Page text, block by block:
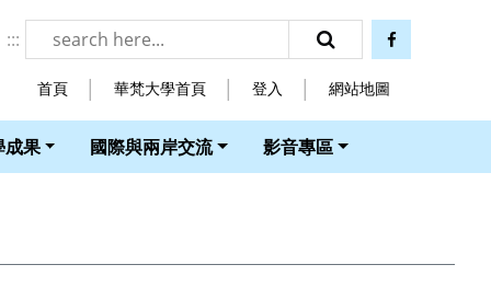
::: 搜尋 facebook
首頁 華梵大學首頁 登入 網站地圖
成果 國際與兩岸交流 影音專區